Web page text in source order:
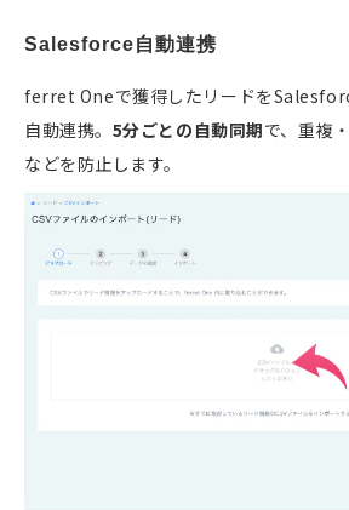
Salesforce自動連携
ferret Oneで獲得したリードを
自動連携。 5分ごとの自動同期で、重複
などを防止します。